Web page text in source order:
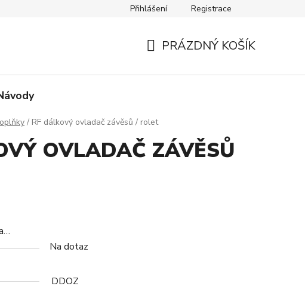
KontaktyPřihlášení Registrace
PRÁZDNÝ KOŠÍK
/ RF dálkový ovladač závěsů / rolet
OVLADAČ ZÁVĚSŮ
Na dotaz
DDOZ